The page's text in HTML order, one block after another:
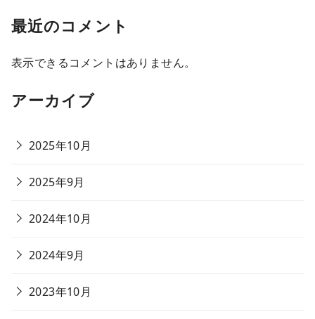
最近のコメント
表示できるコメントはありません。
アーカイブ
2025年10月
2025年9月
2024年10月
2024年9月
2023年10月